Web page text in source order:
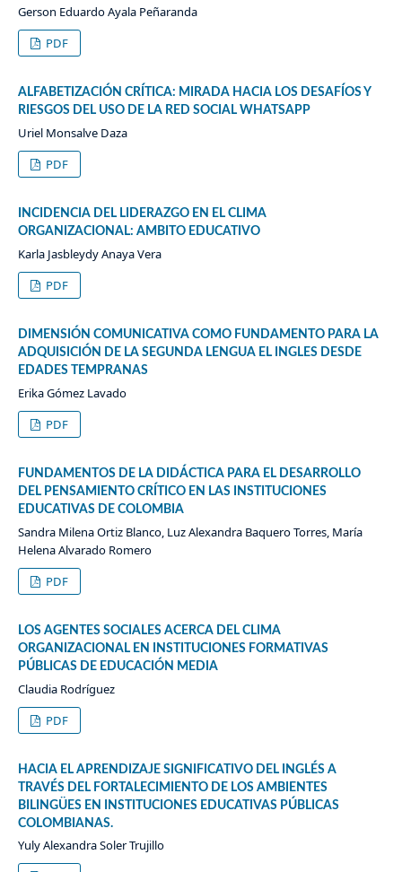
Gerson Eduardo Ayala Peñaranda
PDF
ALFABETIZACIÓN CRÍTICA: MIRADA HACIA LOS DESAFÍOS Y
RIESGOS DEL USO DE LA RED SOCIAL WHATSAPP
Uriel Monsalve Daza
PDF
INCIDENCIA DEL LIDERAZGO EN EL CLIMA
ORGANIZACIONAL: AMBITO EDUCATIVO
Karla Jasbleydy Anaya Vera
PDF
DIMENSIÓN COMUNICATIVA COMO FUNDAMENTO PARA LA
ADQUISICIÓN DE LA SEGUNDA LENGUA EL INGLES DESDE
EDADES TEMPRANAS
Erika Gómez Lavado
PDF
FUNDAMENTOS DE LA DIDÁCTICA PARA EL DESARROLLO
DEL PENSAMIENTO CRÍTICO EN LAS INSTITUCIONES
EDUCATIVAS DE COLOMBIA
Sandra Milena Ortiz Blanco, Luz Alexandra Baquero Torres, María
Helena Alvarado Romero
PDF
LOS AGENTES SOCIALES ACERCA DEL CLIMA
ORGANIZACIONAL EN INSTITUCIONES FORMATIVAS
PÚBLICAS DE EDUCACIÓN MEDIA
Claudia Rodríguez
PDF
HACIA EL APRENDIZAJE SIGNIFICATIVO DEL INGLÉS A
TRAVÉS DEL FORTALECIMIENTO DE LOS AMBIENTES
BILINGÜES EN INSTITUCIONES EDUCATIVAS PÚBLICAS
COLOMBIANAS.
Yuly Alexandra Soler Trujillo